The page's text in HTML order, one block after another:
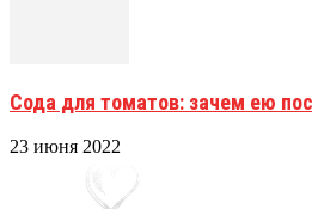
Сода для томатов: зачем ею
23 июня 2022